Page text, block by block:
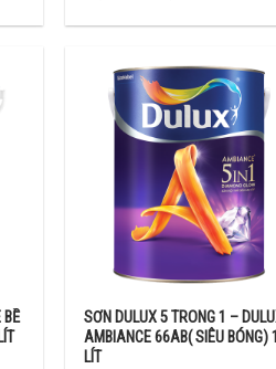
sản phẩm trên website hoặc đến
sơn phù hợp. Cảm ơn quý khách đã
Dulux Bảng giá sơn Dulux
BỀ
SƠN DULUX 5 TRONG 1 –
AMBIANCE 66AB( SIÊU BÓNG) 1
LÍT